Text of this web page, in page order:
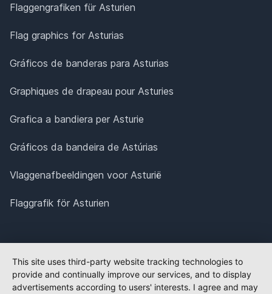
Flaggengrafiken für Asturien
Flag graphics for Asturias
Gráficos de banderas para Asturias
Graphiques de drapeau pour Asturies
Grafica a bandiera per Asturie
Gráficos da bandeira de Astúrias
Vlaggenafbeeldingen voor Asturië
Flaggrafik för Asturien
This site uses third-party website tracking technologies to
provide and continually improve our services, and to display
advertisements according to users' interests. I agree and may